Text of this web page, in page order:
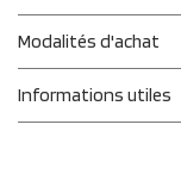
Modalités d'achat
Informations utiles